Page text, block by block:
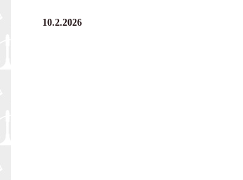
10.2.2026